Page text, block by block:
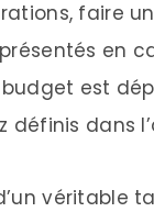
faire
en
est
définis dans
véritable